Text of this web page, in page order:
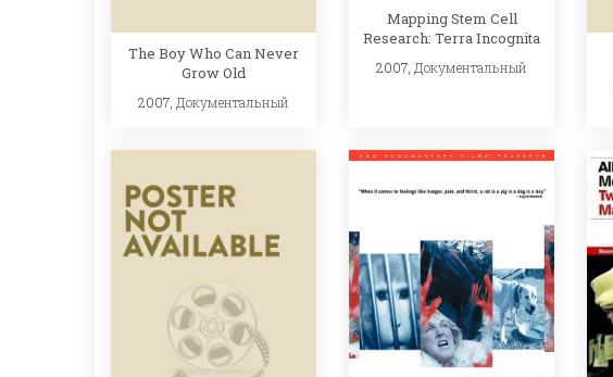
The Boy Who Can Never
Grow Old
2007, Документальный
Mapping Stem Cell
Research: Terra Incognita
2007, Документальный